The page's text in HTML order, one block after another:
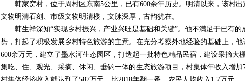
韩家窝村，位于周村区东南5公里，已有600余年历史。明清以来，该村出
文物明清石刻、市级文物明清楼，文脉深厚，古韵犹在。
韩生祥深知“实现乡村振兴，产业兴旺是基础和关键”。他不满足于已有的
势，打起了积极发展乡村特色旅游的主意。在充分考察外地经验的基础上，
600余万元，建立了墨水河生态园区，打造起一批特色精品民宿，建设采摘大
集吃、住、观光、采摘、休闲、垂钓一体的生态旅游项目，村集体年收入增加